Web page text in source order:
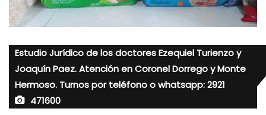
Estudio Jurídico de los doctores Ezequiel Turienzo y
Joaquín Paez. Atención en Coronel Dorrego y Monte
Hermoso. Turnos por teléfono o whatsapp: 2921
471600